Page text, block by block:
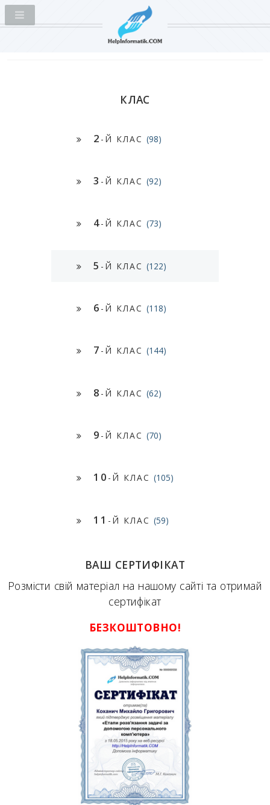
КЛАС
2 -Й КЛАС (98)
3 -Й КЛАС (92)
4-Й КЛАС (73)
5 -Й КЛАС (122)
6 -Й КЛАС (118)
7 -Й КЛАС (144)
8 -Й КЛАС (62)
9 -Й КЛАС (70)
10 -Й КЛАС (105)
11 -Й КЛАС (59)
ВАШ СЕРТИФІКАТ
Розмісти свій матеріал на нашому сайті та отримай
сертифікат
БЕЗКОШТОВНО!